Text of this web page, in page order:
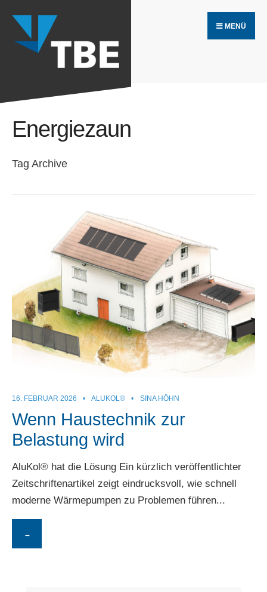
Skip
content
MENÜ
Energiezaun
Tag Archive
16. FEBRUAR 2026 • ALUKOL® • SINA HÖHN
Wenn Haustechnik zur
Belastung wird
AluKol® hat die Lösung Ein kürzlich veröffentlichter
Zeitschriftenartikel zeigt eindrucksvoll, wie schnell
moderne Wärmepumpen zu Problemen führen...
→